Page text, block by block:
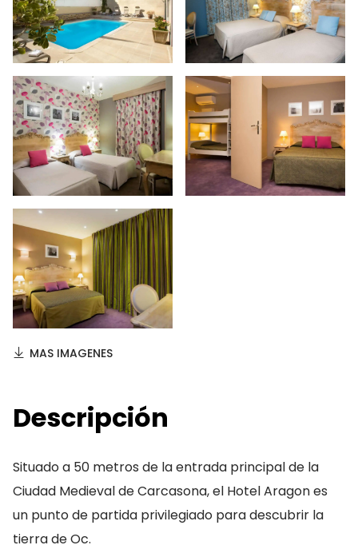
MAS IMAGENES
Descripción
Situado a 50 metros de la entrada principal de la
Ciudad Medieval de Carcasona, el Hotel Aragon es
un punto de partida privilegiado para descubrir la
tierra de Oc.